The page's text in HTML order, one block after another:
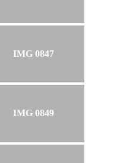
IMG 0847
IMG 0849